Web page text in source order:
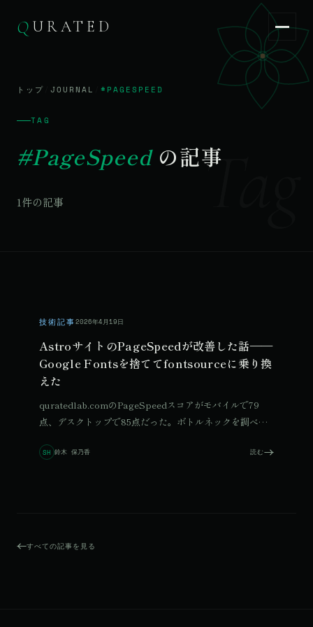
Q URATED
QURATED EN
© 2026 Qurated. ReIT × Design L.
トップ JOURNAL #PAGESPEED
TAG
Tag
#PageSpeedの記事
1件の記事
技術記事2026年4月19日
AstroサイトのPageSpeedが改善した話——
Google Fontsを捨ててfontsourceに乗り換
えた
quratedlab.comのPageSpeedスコアがモバイルで79
点、デスクトップで85点だった。ボトルネックを調べる
fontsourceでセルフホスト化する手順と考え方をまとめ
SH 鈴木 保乃香 読む
すべての記事を見る